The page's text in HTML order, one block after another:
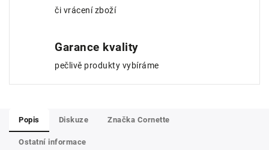
či vrácení zboží
Garance kvality
pečlivě produkty vybíráme
Popis Diskuze Značka Cornette
Ostatní informace